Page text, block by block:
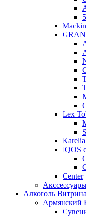
Lex
Karelia
IQOS
Сenter
Акссессуары
Алкоголь
Армянский